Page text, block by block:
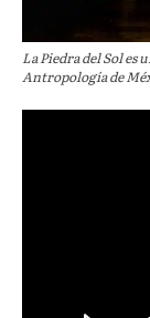
La Piedra del Sol es
Antropología de